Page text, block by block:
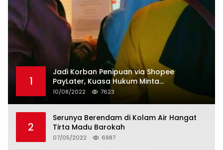
1
Jadi Korban Penipuan via Shopee
PayLater, Kuasa Hukum Minta
Penangguhan Tagihan dan Hapus Bunga
10/08/2022 7623
2
Serunya Berendam di Kolam Air Hangat
Tirta Madu Barokah
07/05/2022 6987